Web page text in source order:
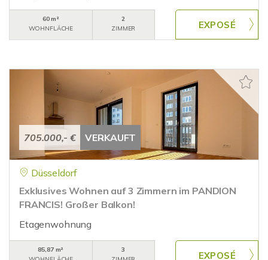
60 m²
WOHNFLÄCHE
2
ZIMMER
705.000,- € VERKAUFT
Düsseldorf
Exklusives Wohnen auf 3 Zimmern im PANDION
FRANCIS! Großer Balkon!
Etagenwohnung
85,87 m²
3